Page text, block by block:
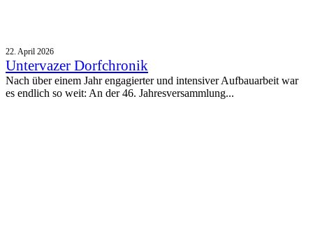
22. April 2026
Untervazer Dorfchronik
Nach über einem Jahr engagierter und intensiver Aufbauarbeit war
es endlich so weit: An der 46. Jahresversammlung...